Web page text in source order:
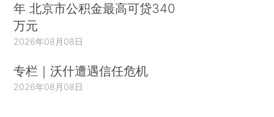
年 北京市公积金最高可贷340
万元
2026年08月08日
专栏｜沃什遭遇信任危机
2026年08月08日